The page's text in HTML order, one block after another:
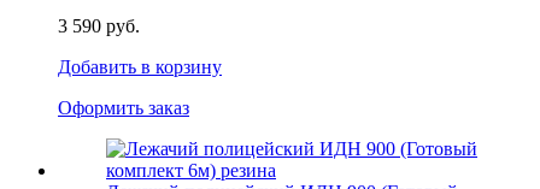
3 590 руб.
Добавить в корзину
Оформить заказ